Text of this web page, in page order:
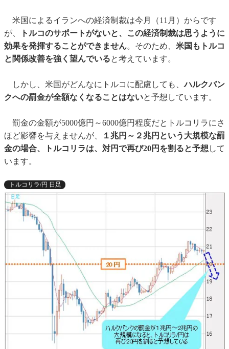
米国によるイランへの経済制裁は今月（11月）からです
が、
トルコのサポートがないと、この経済制裁は思うように
効果を発揮することができません。そのため、 米国もトルコ
と関係改善を強く望んでいると考えています。
しかし、米国がどんなにトルコに配慮しても、ハルクバン
クへの罰金が全額なくなることはないと予想しています。
罰金の金額が5000億円～6000億円程度だとトルコリラにさ
ほど影響を与えませんが、
１兆円～２兆円という大規模な罰
金の場合、トルコリラは、対円で再び20円を割ると予想 して
います。
トルコリラ/円 日足